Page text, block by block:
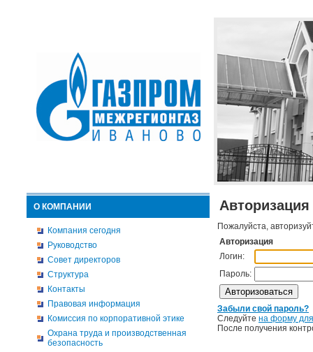
О КОМПАНИИ
Компания сегодня
Руководство
Совет директоров
Структура
Контакты
Правовая информация
Комиссия по корпоративной этике
Охрана труда и производственная
безопасность
Авторизация
Пожалуйста,
Авторизация
Логин:
Пароль:
Забыли свой пароль?
Следуйте на форму
После получения